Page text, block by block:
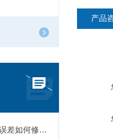
便携式流速仪价格数据误差如何修正？
产品